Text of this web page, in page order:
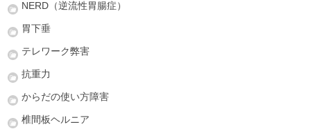
NERD（逆流性胃腸症）
胃下垂
テレワーク弊害
抗重力
からだの使い方障害
椎間板ヘルニア